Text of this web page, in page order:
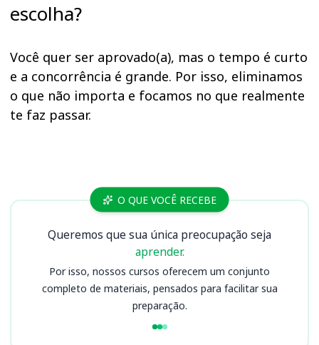
escolha?
Você quer ser aprovado(a), mas o tempo é curto
e a concorrência é grande. Por isso, eliminamos
o que não importa e focamos no que realmente
te faz passar.
Cursos O QUE VOCÊ RECEBE
Queremos que sua única preocupação seja
aprender.
Por isso, nossos cursos oferecem um conjunto
completo de materiais, pensados para facilitar sua
preparação.